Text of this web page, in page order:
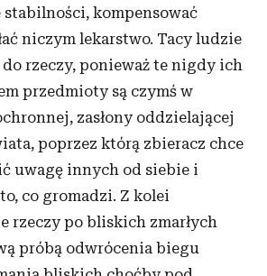
stabilności, kompensować
niczym lekarstwo. Tacy ludzie
rzeczy, ponieważ te nigdy ich
przedmioty są czymś w
zasłony oddzielającej
poprzez którą zbieracz chce
uwagę innych od siebie i
co gromadzi. Z kolei
rzeczy po bliskich zmarłych
próbą odwrócenia biegu